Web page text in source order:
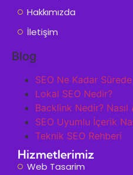
Hakkımızda
İletişim
Blog
SEO Ne Kadar
Lokal SEO Nedir?
Backlink Nedir? Nasıl
SEO Uyumlu İçerik
Teknik SEO Rehberi
Hizmetlerimiz
Web Tasarim